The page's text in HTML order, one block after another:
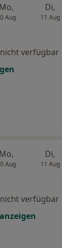
Mo,
Aug
Di,
11 Aug
verfügbar
Mo,
Aug
Di,
11 Aug
verfügbar